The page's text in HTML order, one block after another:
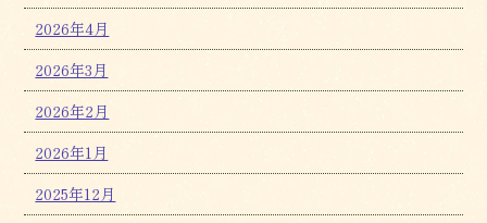
2026年4月
2026年3月
2026年2月
2026年1月
2025年12月